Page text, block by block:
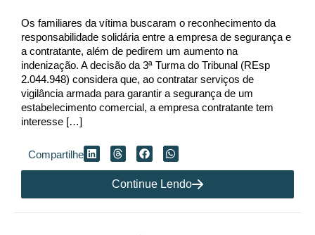
Os familiares da vítima buscaram o reconhecimento da
responsabilidade solidária entre a empresa de segurança e
a contratante, além de pedirem um aumento na
indenização. A decisão da 3ª Turma do Tribunal (REsp
2.044.948) considera que, ao contratar serviços de
vigilância armada para garantir a segurança de um
estabelecimento comercial, a empresa contratante tem
interesse […]
Compartilhe
Continue Lendo